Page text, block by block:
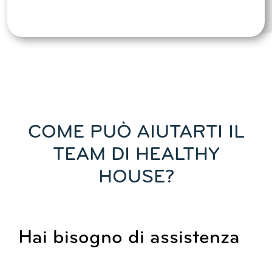
COME PUÒ AIUTARTI IL
TEAM DI HEALTHY
HOUSE?
Hai bisogno di assistenza